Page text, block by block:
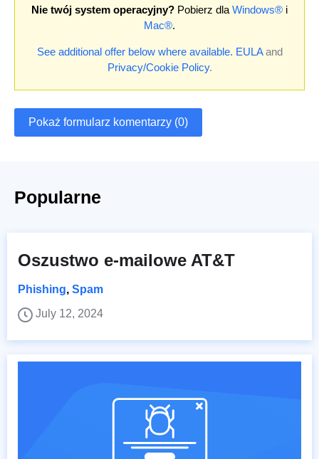
Nie twój system operacyjny? Pobierz dla Windows® i
Mac®.
See additional offer below where available. EULAand
Privacy/Cookie Policy.
Pokaż formularz komentarzy (0)
Popularne
Oszustwo e-mailowe AT&T
Phishing, Spam
July 12, 2024